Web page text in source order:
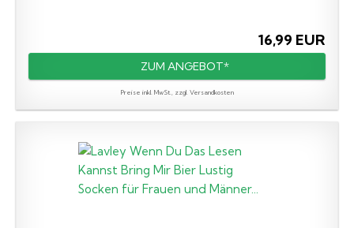
16,99 EUR
ZUM ANGEBOT*
Preise inkl. MwSt., zzgl. Versandkosten